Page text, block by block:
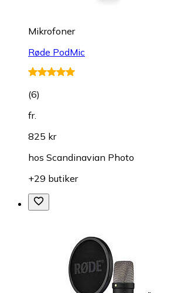
Mikrofoner
Røde PodMic
(6)
fr.
825 kr
hos Scandinavian Photo
+29 butiker